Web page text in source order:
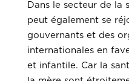
Dans le secteur de la
peut également se
gouvernants et des
internationales en
et infantile. Car la